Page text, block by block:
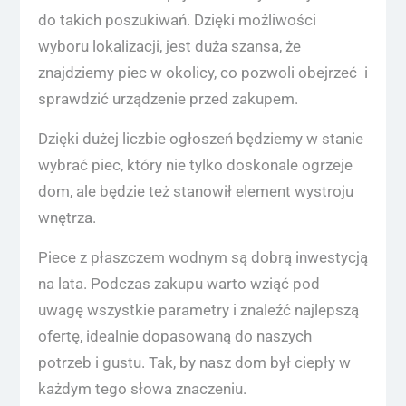
do takich poszukiwań. Dzięki możliwości
wyboru lokalizacji, jest duża szansa, że
znajdziemy piec w okolicy, co pozwoli obejrzeć i
sprawdzić urządzenie przed zakupem.
Dzięki dużej liczbie ogłoszeń będziemy w stanie
wybrać piec, który nie tylko doskonale ogrzeje
dom, ale będzie też stanowił element wystroju
wnętrza.
Piece z płaszczem wodnym są dobrą inwestycją
na lata. Podczas zakupu warto wziąć pod
uwagę wszystkie parametry i znaleźć najlepszą
ofertę, idealnie dopasowaną do naszych
potrzeb i gustu. Tak, by nasz dom był ciepły w
każdym tego słowa znaczeniu.